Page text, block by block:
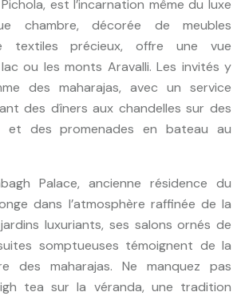
est l’incarnation même du luxe
chambre, décorée de meubles
textiles précieux, offre une vue
ou les monts Aravalli. Les invités y
des maharajas, avec un service
des dîners aux chandelles sur des
et des promenades en bateau au
Palace, ancienne résidence du
dans l’atmosphère raffinée de la
luxuriants, ses salons ornés de
somptueuses témoignent de la
des maharajas. Ne manquez pas
tea sur la véranda, une tradition